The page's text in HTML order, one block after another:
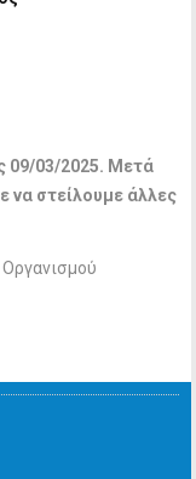
09/03/2025. Μετά
να στείλουμε άλλες